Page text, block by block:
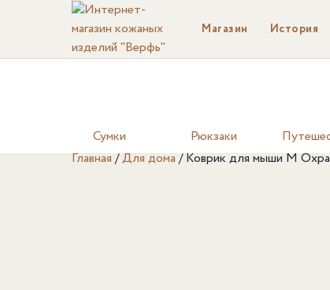
Магазин История
Сумки Рюкзаки
Главная/Для дома/Коврик для мыши M Охра